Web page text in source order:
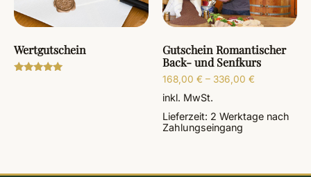
Wertgutschein
Gutschein Romantischer
Back- und Senfkurs
168,00 € – 336,00 €
inkl. MwSt.
Lieferzeit: 2 Werktage nach
Zahlungseingang